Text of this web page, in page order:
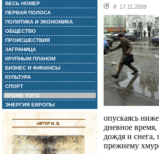
ВЕСЬ НОМЕР
ПЕРВАЯ ПОЛОСА
ПОЛИТИКА И ЭКОНОМИКА
ОБЩЕСТВО
ПРОИСШЕСТВИЯ
ЗАГРАНИЦА
КРУПНЫМ ПЛАНОМ
БИЗНЕС И ФИНАНСЫ
КУЛЬТУРА
СПОРТ
КРОМЕ ТОГО
ЭНЕРГИЯ ЕВРОПЫ
// 17.11.2009
опускаясь
дневное
дождя и снега,
прежнему